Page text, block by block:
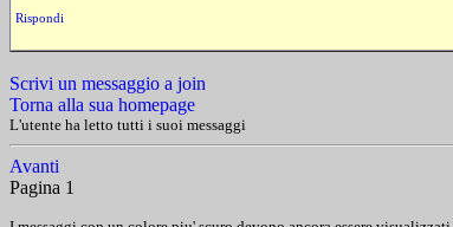
Rispondi
Scrivi un messaggio a join
Torna alla sua homepage
L'utente ha letto tutti i suoi messaggi
Avanti
Pagina 1